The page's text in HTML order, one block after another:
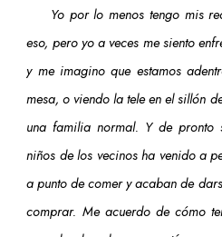
Yo por lo menos tengo mis
eso, pero yo a veces me siento
y me imagino que estamos
mesa, o viendo la tele en el sillón
una familia normal. Y de pronto
niños de los vecinos ha venido a
a punto de comer y acaban de
comprar. Me acuerdo de cómo